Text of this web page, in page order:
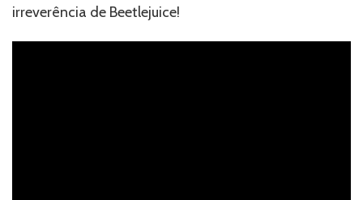
irreverência de Beetlejuice!